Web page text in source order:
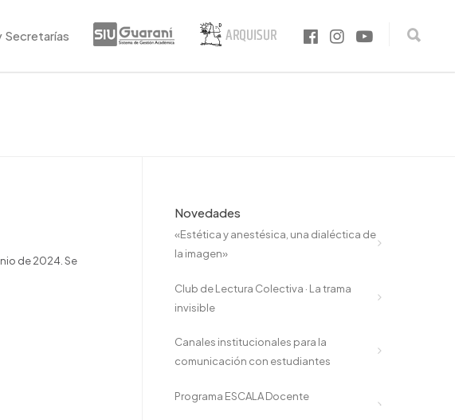
Secretarías
de 2024. Se
Novedades
«Estética y anestésica, una dialéctica de
la imagen»
Club de Lectura Colectiva · La trama
invisible
Canales institucionales para la
comunicación con estudiantes
Programa ESCALA Docente